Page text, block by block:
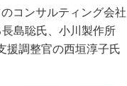
コンサルティング会社
島聡氏、小川製作所
援調整官の西垣淳子氏